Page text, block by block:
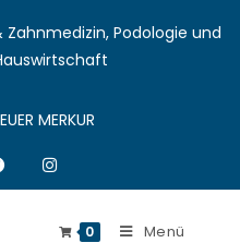
Podologie und
MERKUR
0 Menü